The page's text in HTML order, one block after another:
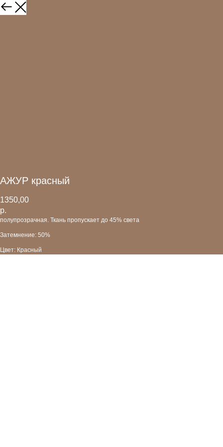
АЖУР красный
1350,00
р.
полупрозрачная. Ткань пропускает до 45% света
Затемнение: 50%
Цвет: Красный